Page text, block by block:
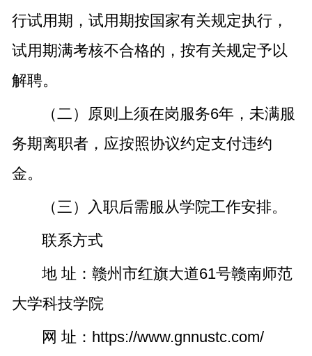
行试用期，试用期按国家有关规定执行，
试用期满考核不合格的，按有关规定予以
解聘。
（二）原则上须在岗服务6年，未满服
务期离职者，应按照协议约定支付违约
金。
（三）入职后需服从学院工作安排。
联系方式
地 址：赣州市红旗大道61号赣南师范
大学科技学院
网 址：https://www.gnnustc.com/